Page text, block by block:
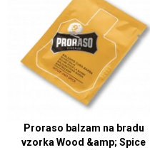
Proraso balzam na bradu
vzorka Wood &amp; Spice